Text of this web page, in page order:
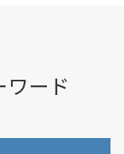
ード